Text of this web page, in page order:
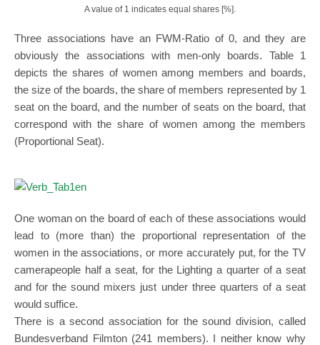
A value of 1 indicates equal shares [%].
Three associations have an FWM-Ratio of 0, and they are
obviously the associations with men-only boards. Table 1
depicts the shares of women among members and boards,
the size of the boards, the share of members represented by 1
seat on the board, and the number of seats on the board, that
correspond with the share of women among the members
(Proportional Seat).
One woman on the board of each of these associations would
lead to (more than) the proportional representation of the
women in the associations, or more accurately put, for the TV
camerapeople half a seat, for the Lighting a quarter of a seat
and for the sound mixers just under three quarters of a seat
would suffice.
There is a second association for the sound division, called
Bundesverband Filmton (241 members). I neither know why